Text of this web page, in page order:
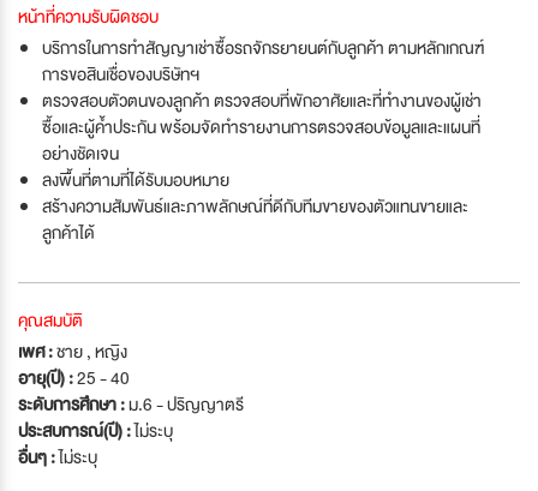
หน้าที่ความรับผิดชอบ
บริการในการทำสัญญาเช่าซื้อรถจักรยายนต์กับลูกค้า ตามหลักเกณฑ์
การขอสินเชื่อของบริษัทฯ
ตรวจสอบตัวตนของลูกค้า ตรวจสอบที่พักอาศัยและที่ทำงานของผู้เช่า
ซื้อและผู้ค้ำประกัน พร้อมจัดทำรายงานการตรวจสอบข้อมูลและแผนที่
อย่างชัดเจน
ลงพื้นที่ตามที่ได้รับมอบหมาย
สร้างความสัมพันธ์และภาพลักษณ์ที่ดีกับทีมขายของตัวแทนขายและ
ลูกค้าได้
คุณสมบัติ
เพศ :ชาย , หญิง
อายุ(ปี) :25 - 40
ระดับการศึกษา :ม.6 - ปริญญาตรี
ประสบการณ์(ปี) :ไม่ระบุ
อื่นๆ :ไม่ระบุ